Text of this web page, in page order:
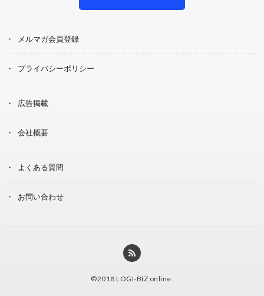
メルマガ会員登録
プライバシーポリシー
広告掲載
会社概要
よくある質問
お問い合わせ
©2018 LOGI-BIZ online